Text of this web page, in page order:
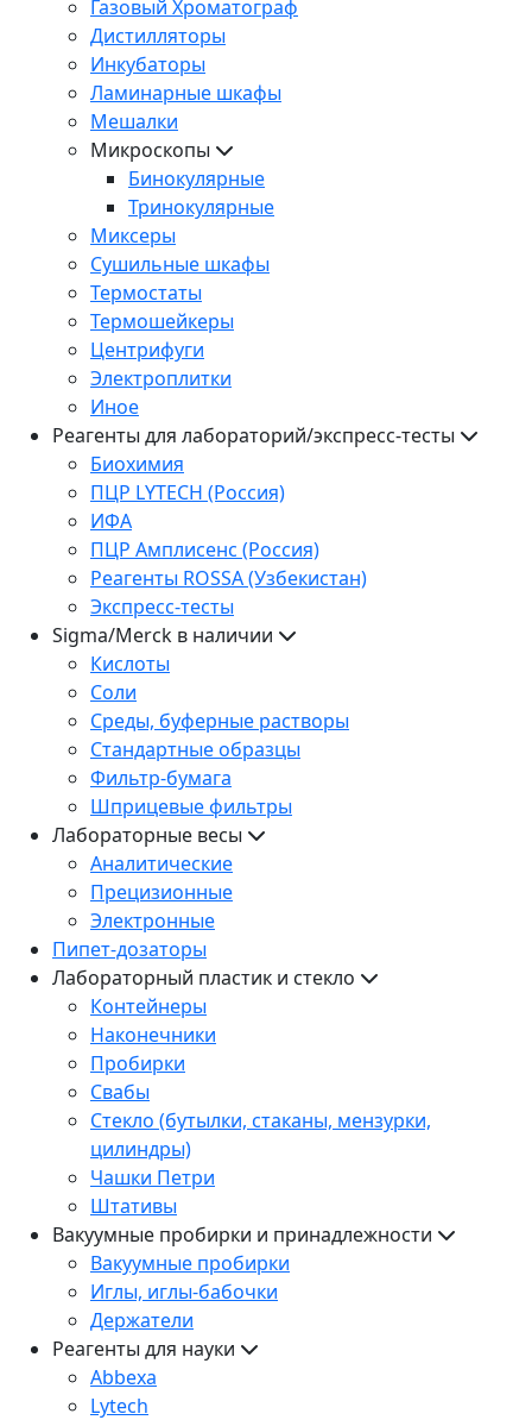
Газовый Хроматограф
Дистилляторы
Инкубаторы
Ламинарные шкафы
Мешалки
Микроскопы
Бинокулярные
Тринокулярные
Миксеры
Сушильные шкафы
Термостаты
Термошейкеры
Центрифуги
Электроплитки
Иное
Реагенты для лабораторий/экспресс-тесты
Биохимия
ПЦР LYTECH (Россия)
ИФА
ПЦР Амплисенс (Россия)
Реагенты ROSSA (Узбекистан)
Экспресс-тесты
Sigma/Merck в наличии
Кислоты
Соли
Среды, буферные растворы
Стандартные образцы
Фильтр-бумага
Шприцевые фильтры
Лабораторные весы
Аналитические
Прецизионные
Электронные
Пипет-дозаторы
Лабораторный пластик и стекло
Контейнеры
Наконечники
Пробирки
Свабы
Стекло (бутылки, стаканы, мензурки,
цилиндры)
Чашки Петри
Штативы
Вакуумные пробирки и принадлежности
Вакуумные пробирки
Иглы, иглы-бабочки
Держатели
Реагенты для науки
Abbexa
Lytech